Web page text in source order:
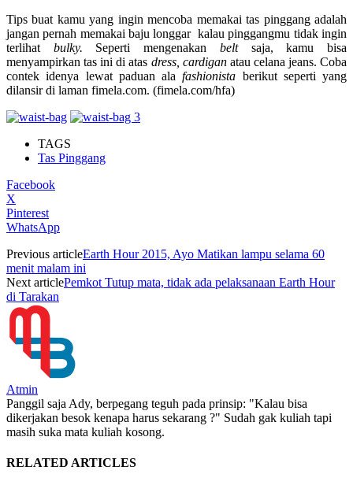
Tips buat kamu yang ingin mencoba memakai tas pinggang adalah
jangan pernah memakai baju longgar kalau pinggangmu tidak ingin
terlihat bulky. Seperti mengenakan belt saja, kamu bisa
menyampirkan tas ini di atas dress, cardiganatau celana jeans. Coba
contek idenya lewat paduan ala fashionista berikut seperti yang
dilansir di laman fimela.com. (fimela.com/hfa)
TAGS
Tas Pinggang
Facebook
X
Pinterest
WhatsApp
Previous articleEarth Hour 2015, Ayo Matikan lampu selama 60
menit malam ini
Next articlePemkot Tutup mata, tidak ada pelaksanaan Earth Hour
di Tarakan
Atmin
Panggil saja Ady, berpegang teguh pada prinsip: "Kalau bisa
dikerjakan besok kenapa harus sekarang ?" Sudah gak kuliah tapi
masih suka mata kuliah kosong.
RELATED ARTICLES